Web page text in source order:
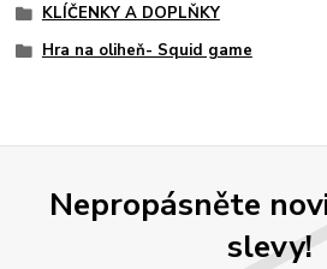
KLÍČENKY A DOPLŇKY
Hra na oliheň- Squid game
Nepropásněte
slevy!